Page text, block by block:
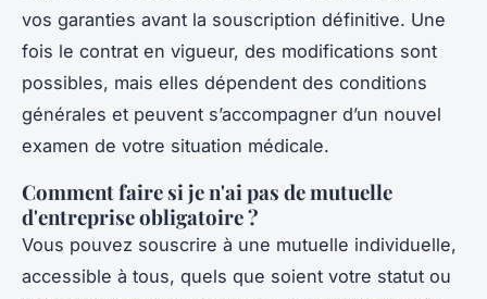
vos garanties avant la souscription définitive. Une
fois le contrat en vigueur, des modifications sont
possibles, mais elles dépendent des conditions
générales et peuvent s’accompagner d’un nouvel
examen de votre situation médicale.
Comment faire si je n'ai pas de mutuelle
d'entreprise obligatoire ?
Vous pouvez souscrire à une mutuelle individuelle,
accessible à tous, quels que soient votre statut ou